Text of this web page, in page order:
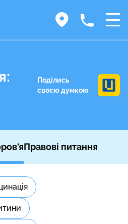
Поділись
своєю думкою
Правові питання